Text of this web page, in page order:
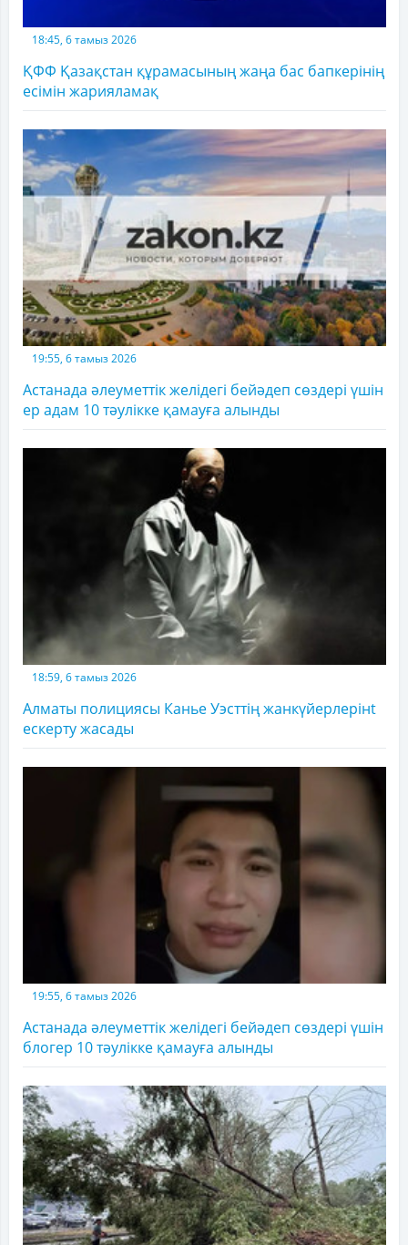
18:45, 6 тамыз 2026
ҚФФ Қазақстан құрамасының жаңа бас бапкерінің
есімін жарияламақ
19:55, 6 тамыз 2026
Астанада әлеуметтік желідегі бейәдеп сөздері үшін
ер адам 10 тәулікке қамауға алынды
18:59, 6 тамыз 2026
Алматы полициясы Канье Уэсттің жанкүйерлерінt
ескерту жасады
19:55, 6 тамыз 2026
Астанада әлеуметтік желідегі бейәдеп сөздері үшін
блогер 10 тәулікке қамауға алынды